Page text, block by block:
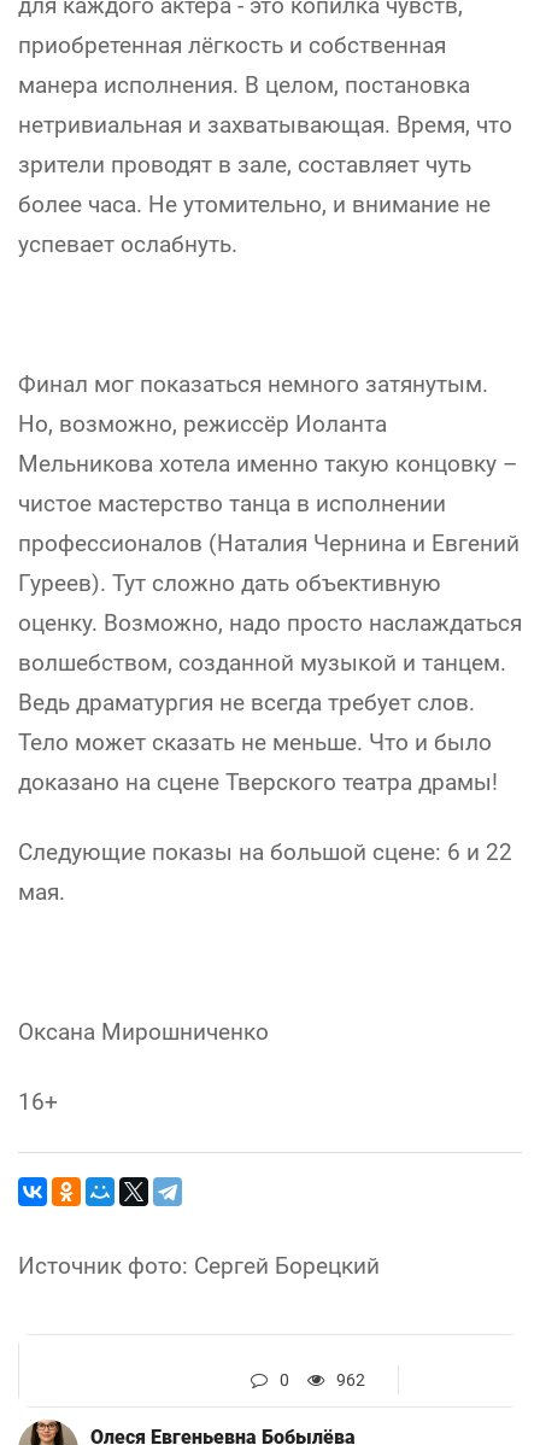
для каждого актёра - это копилка чувств,
приобретенная лёгкость и собственная
манера исполнения. В целом, постановка
нетривиальная и захватывающая. Время, что
зрители проводят в зале, составляет чуть
более часа. Не утомительно, и внимание не
успевает ослабнуть.
Финал мог показаться немного затянутым.
Но, возможно, режиссёр Иоланта
Мельникова хотела именно такую концовку –
чистое мастерство танца в исполнении
профессионалов (Наталия Чернина и Евгений
Гуреев). Тут сложно дать объективную
оценку. Возможно, надо просто наслаждаться
волшебством, созданной музыкой и танцем.
Ведь драматургия не всегда требует слов.
Тело может сказать не меньше. Что и было
доказано на сцене Тверского театра драмы!
Следующие показы на большой сцене: 6 и 22
мая.
Оксана Мирошниченко
16+
Источник фото: Сергей Борецкий
0 962
Олеся Евгеньевна Бобылёва